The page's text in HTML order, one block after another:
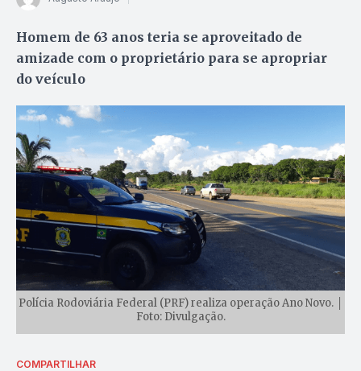
Homem de 63 anos teria se aproveitado de
amizade com o proprietário para se apropriar
do veículo
Polícia Rodoviária Federal (PRF) realiza operação Ano Novo. │
Foto: Divulgação.
COMPARTILHAR